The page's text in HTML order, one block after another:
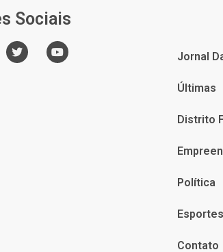
Sociais
Jornal
Últimas
Distrito
Política
Esportes
Contato